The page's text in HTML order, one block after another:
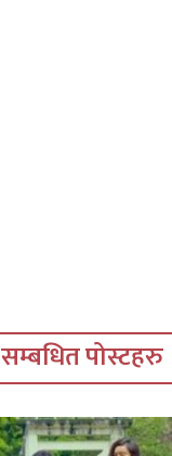
सम्बधित पोस्टहरु